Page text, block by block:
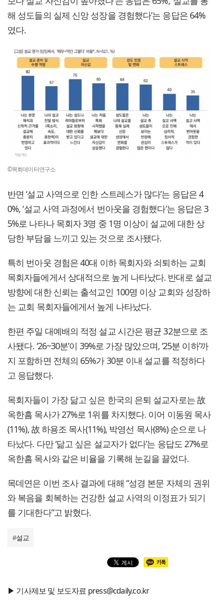
해 성도들의 실제 신앙 성장을 경험했다’는 응답은 64%
였다.
©목회데이터연구소
반면 ‘설교 사역으로 인한 스트레스가 많다’는 응답은 4
0%, ‘설교 사역 과정에서 번아웃을 경험했다’는 응답은 3
5%로 나타나 목회자 3명 중 1명 이상이 설교에 대한 상
당한 부담을 느끼고 있는 것으로 조사됐다.
특히 번아웃 경험은 40대 이하 목회자와 쇠퇴하는 교회
목회자들에게서 상대적으로 높게 나타났다. 반대로 설교
방향에 대한 신뢰는 출석교인 100명 이상 교회와 성장하
는 교회 목회자들에게서 높게 나타났다.
한편 주일 대예배의 적정 설교 시간은 평균 32분으로 조
사됐다. ‘26~30분’이 39%로 가장 많았으며, ‘25분 이하’까
지 포함하면 전체의 65%가 30분 이내 설교를 적정하다
고 응답했다.
목회자들이 가장 닮고 싶은 한국의 은퇴 설교자로는 故
옥한흠 목사가 27%로 1위를 차지했다. 이어 이동원 목사
(11%), 故 하용조 목사(11%), 박영선 목사(8%) 순으로 나
타났다. 다만 ‘닮고 싶은 설교자가 없다’는 응답도 27%로
옥한흠 목사와 같은 비율을 기록해 눈길을 끌었다.
목데연은 이번 조사 결과에 대해 “성경 본문 자체의 권위
와 복음을 회복하는 건강한 설교 사역의 이정표가 되기
를 기대한다”고 밝혔다.
#설교
▶ 기사제보 및 보도자료 press@cdaily.co.kr